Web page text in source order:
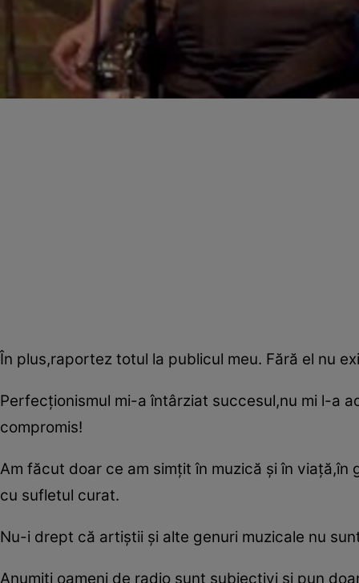
În plus,raportez totul la publicul meu. Fără el nu
Perfecţionismul mi-a întârziat succesul,nu mi l-a
compromis!
Am făcut doar ce am simţit în muzică şi în
cu sufletul curat.
Nu-i drept că artiştii şi alte genuri muzicale nu
Anumiţi oameni de radio sunt subiectivi şi pun